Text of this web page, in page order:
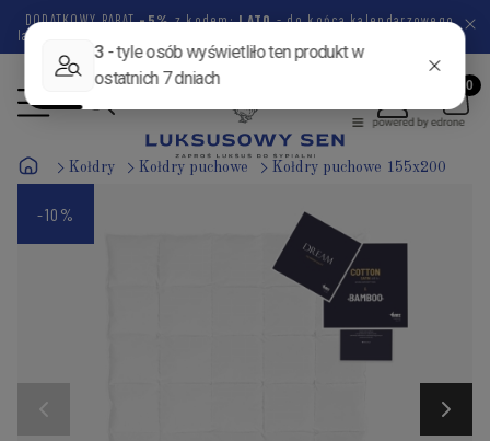
DODATKOWY RABAT-5%z kodem:LATO- do końca kalendarzowego
lata pozostało
Kołdry Kołdry puchowe Kołdry puchowe 155x200
-10%